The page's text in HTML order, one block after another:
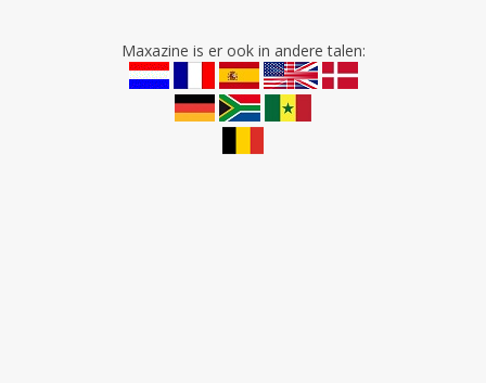
Maxazine is er ook in andere talen: